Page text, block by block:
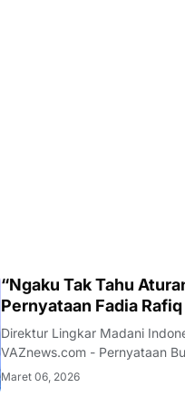
“Ngaku Tak Tahu
Pernyataan Fadia Rafiq
Direktur Lingkar Madani
VAZnews.com - Pernyataan
aturan tertentu menuai
Maret 06, 2026